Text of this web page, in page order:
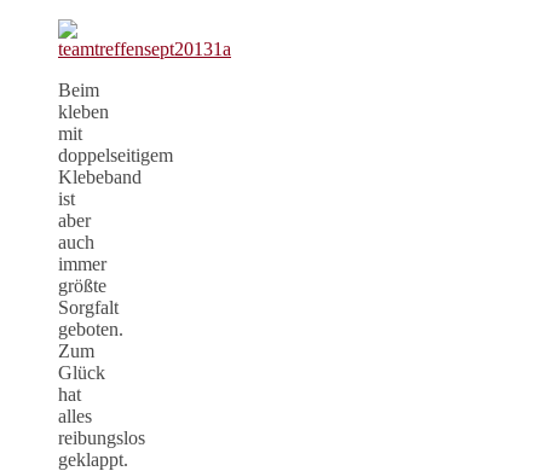
Beim
kleben
mit
doppelseitigem
Klebeband
ist
aber
auch
immer
größte
Sorgfalt
geboten.
Zum
Glück
hat
alles
reibungslos
geklappt.